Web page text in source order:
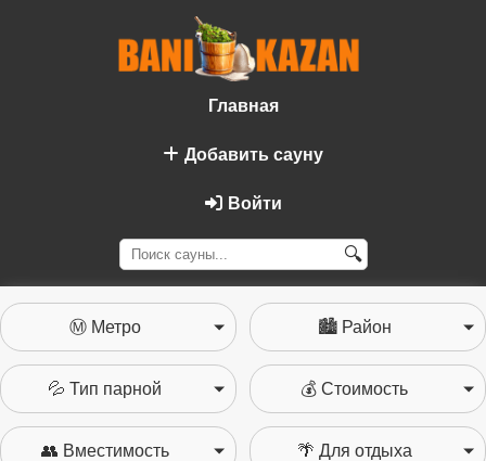
🔍
Главная
Добавить сауну
Войти